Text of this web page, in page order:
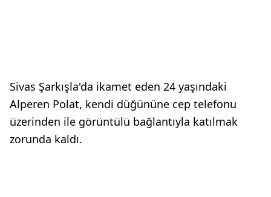
Sivas Şarkışla'da ikamet eden 24 yaşındaki
Alperen Polat, kendi düğününe cep telefonu
üzerinden ile görüntülü bağlantıyla katılmak
zorunda kaldı.